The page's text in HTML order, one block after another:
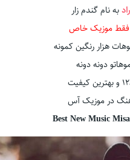
به نام گندم زار
فقط موزیک خاص
هزار رنگین کمونه
دونه دونه
در موزیک آس
Best New Music